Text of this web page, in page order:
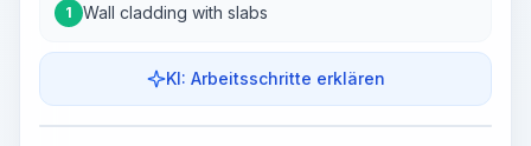
1 Wall cladding with slabs
KI: Arbeitsschritte erklären
Work Steps